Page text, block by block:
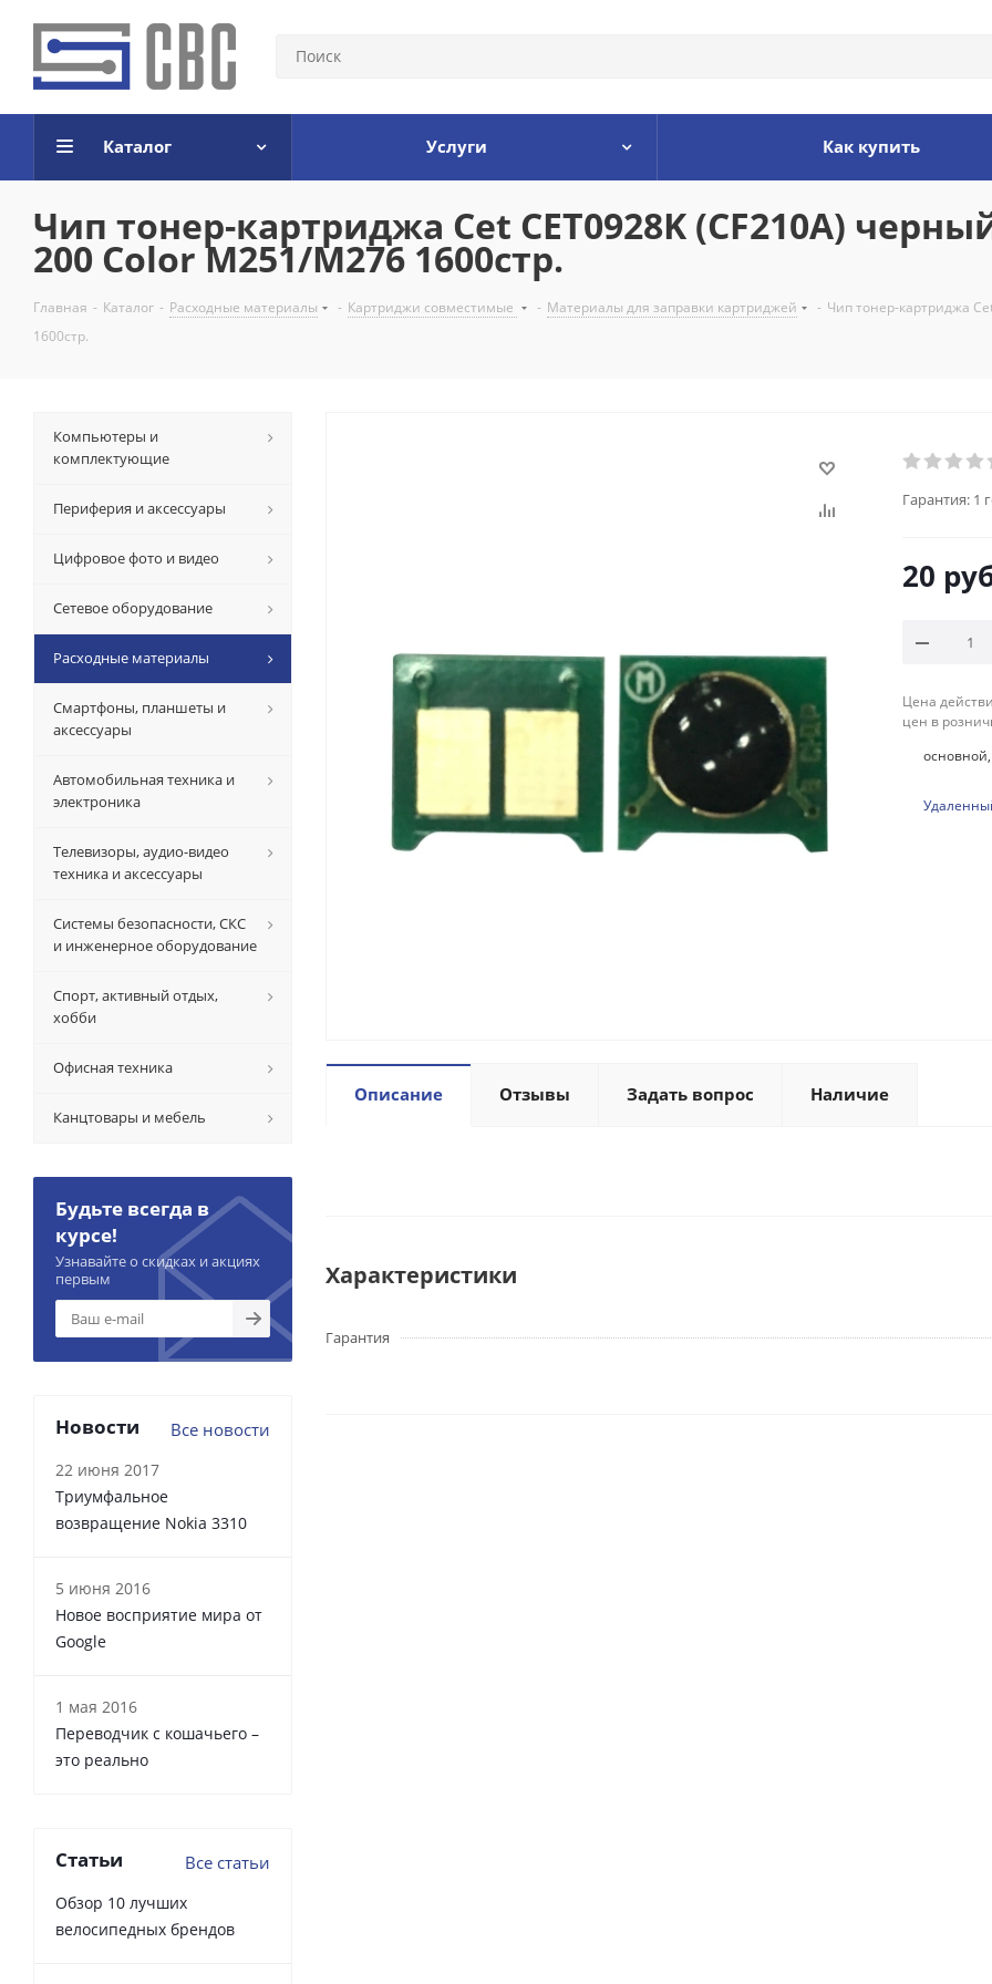
Каталог Услуги Как купить
Чип тонер-картриджа Cet CET0928K (CF210A)
200 Color M251/M276 1600стр.
Главная - Каталог - Расходные материалы - Картриджи совместимые - Материалы для заправки картриджей - Чип тонер-картриджа
1600стр.
Гарантия: 1
20
Цена
цен в
Описание Отзывы Задать вопрос Наличие
Характеристики
Гарантия
Компьютеры и
комплектующие
Периферия и аксессуары
Цифровое фото и видео
Сетевое оборудование
Расходные материалы
Смартфоны, планшеты и
аксессуары
Автомобильная техника и
электроника
Телевизоры, аудио-видео
техника и аксессуары
Системы безопасности, СКС
и инженерное оборудование
Спорт, активный отдых,
хобби
Офисная техника
Канцтовары и мебель
Будьте всегда в
курсе!
Узнавайте о скидках и акциях
первым
Новости Все новости
22 июня 2017
Триумфальное
возвращение Nokia 3310
5 июня 2016
Новое восприятие мира от
Google
1 мая 2016
Переводчик с кошачьего –
это реально
Статьи Все статьи
Обзор 10 лучших
велосипедных брендов